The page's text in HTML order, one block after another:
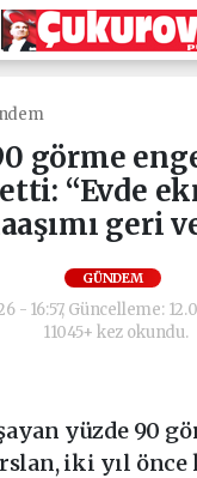
görme
“Evde
geri
GÜNDEM
- 16:57, Güncelleme:
11045+ kez okundu.
yüzde 90
iki yıl önce